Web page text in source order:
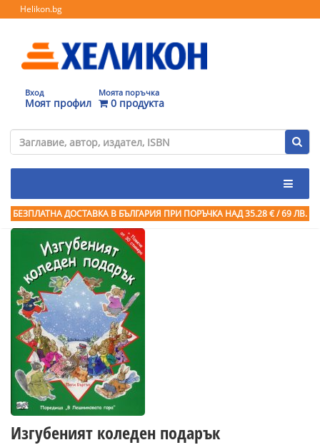
Helikon.bg
Вход
Моят профил
Моята поръчка
0 продукта
БЕЗПЛАТНА ДОСТАВКА В БЪЛГАРИЯ ПРИ ПОРЪЧКА НАД 35.28 € / 69 ЛВ.
Изгубеният коледен подарък